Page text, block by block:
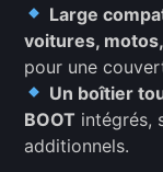
Large
voitures,
pour une
Un boîtier
BOOT intégrés,
additionnels.